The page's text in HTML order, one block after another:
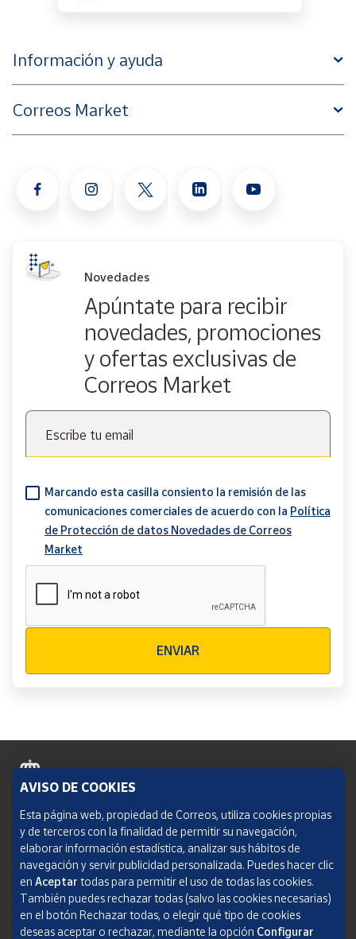
Información y ayuda
Correos Market
Novedades
Apúntate para recibir
novedades, promociones
y ofertas exclusivas de
Correos Market
Escribe tu email
Marcando esta casilla consiento la remisión de las
comunicaciones comerciales de acuerdo con la Política
de Protección de datos Novedades de Correos
Market
ENVIAR
Política de cookies
Aviso legal
Condiciones del servicio
Política de Privacidad Web
AVISO DE COOKIES
Esta página web, propiedad de Correos, utiliza cookies propias
y de terceros con la finalidad de permitir su navegación,
elaborar información estadística, analizar sus hábitos de
navegación y servir publicidad personalizada. Puedes hacer clic
en Aceptar todas para permitir el uso de todas las cookies.
También puedes rechazar todas (salvo las cookies necesarias)
en el botón Rechazar todas, o elegir qué tipo de cookies
deseas aceptar o rechazar, mediante la opción Configurar